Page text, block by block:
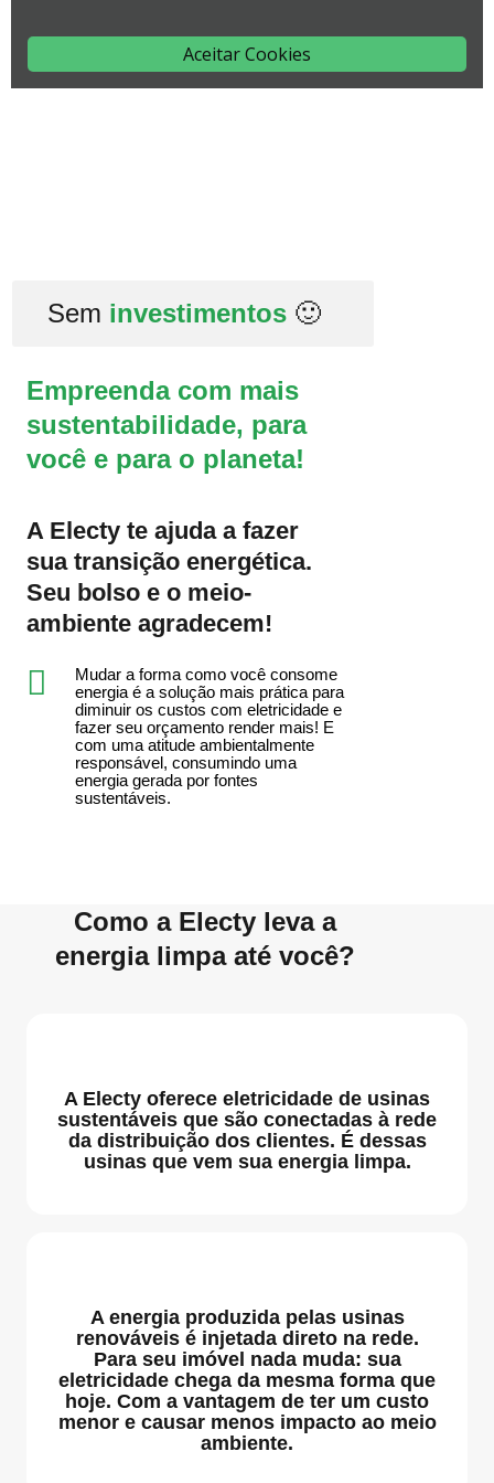
Sem investimentos 🙂
Empreenda com mais
sustentabilidade, para
você e para o planeta!
A Electy te ajuda a fazer
sua transição energética.
Seu bolso e o meio-
ambiente agradecem!
Mudar a forma como você consome
energia é a solução mais prática para
diminuir os custos com eletricidade e
fazer seu orçamento render mais! E
com uma atitude ambientalmente
responsável, consumindo uma
energia gerada por fontes
sustentáveis.
Como a Electy leva a
energia limpa até você?
A Electy oferece eletricidade de usinas
sustentáveis que são conectadas à rede
da distribuição dos clientes. É dessas
usinas que vem sua energia limpa.
A energia produzida pelas usinas
renováveis é injetada direto na rede.
Para seu imóvel nada muda: sua
eletricidade chega da mesma forma que
hoje. Com a vantagem de ter um custo
menor e causar menos impacto ao meio
ambiente.